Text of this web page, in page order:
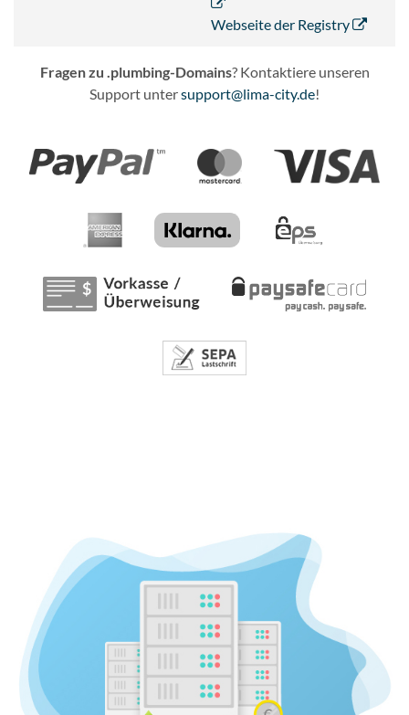
Webseite der Registry
Fragen zu .plumbing-Domains? Kontaktiere unseren
Support untersupport@lima-city.de!